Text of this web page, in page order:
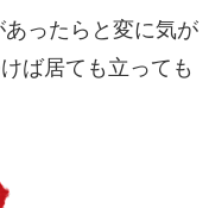
ったらと変に気が
ば居ても立っても